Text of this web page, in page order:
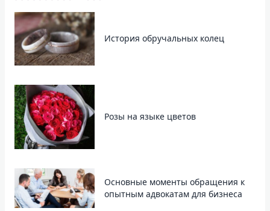
История обручальных колец
Розы на языке цветов
Основные моменты обращения к
опытным адвокатам для бизнеса